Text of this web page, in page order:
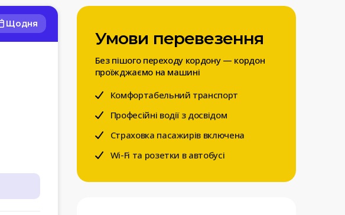
Щодня
Умови перевезення
Без пішого переходу кордону — кордон
проїжджаємо на машині
Комфортабельний транспорт
Професійні водії з досвідом
Страховка пасажирів включена
Wi-Fi та розетки в автобусі